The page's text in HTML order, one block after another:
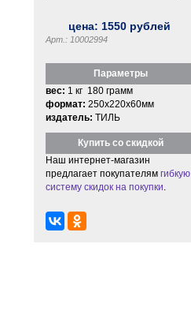
цена: 1550 рублей
Арт.: 10002994
Параметры
вес: 1 кг 180 грамм
формат: 250x220x60мм
издатель: ТИЛЬ
Купить со скидкой
Наш интернет-магазин
предлагает покупателям гибкую
систему скидок на покупки